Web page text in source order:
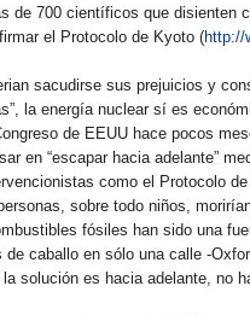
de 700 científicos que disienten
el Protocolo de Kyoto (http://
sacudirse sus prejuicios y
la energía nuclear sí es
de EEUU hace pocos
en “escapar hacia adelante”
como el Protocolo
sobre todo niños,
fósiles han sido una
caballo en sólo una calle -
solución es hacia adelante, no